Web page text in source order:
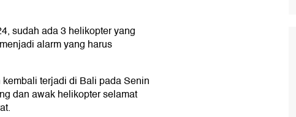
sudah ada 3 helikopter yang
alarm yang harus
terjadi di Bali pada Senin
dan awak helikopter selamat